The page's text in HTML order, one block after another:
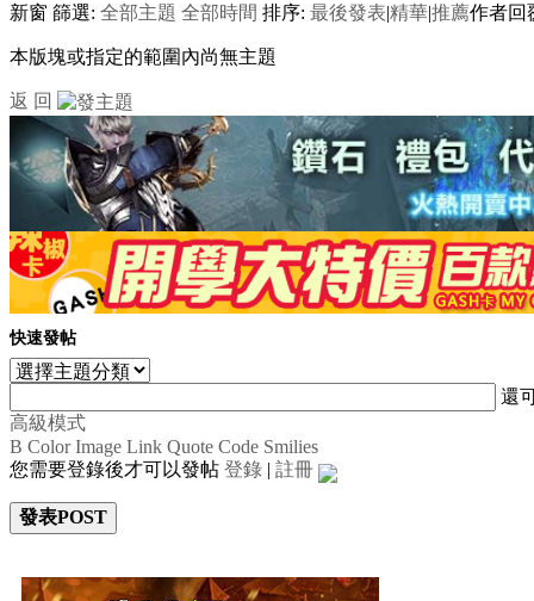
新窗 篩選: 全部主題 全部時間 排序: 最後發表|精華|推薦作者回
本版塊或指定的範圍內尚無主題
返 回
快速發帖
還
高級模式
B Color Image Link Quote Code Smilies
您需要登錄後才可以發帖 登錄 | 註冊
發表POST